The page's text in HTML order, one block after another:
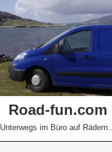
Road-fun.com
Unterwegs im Büro auf Rädern…